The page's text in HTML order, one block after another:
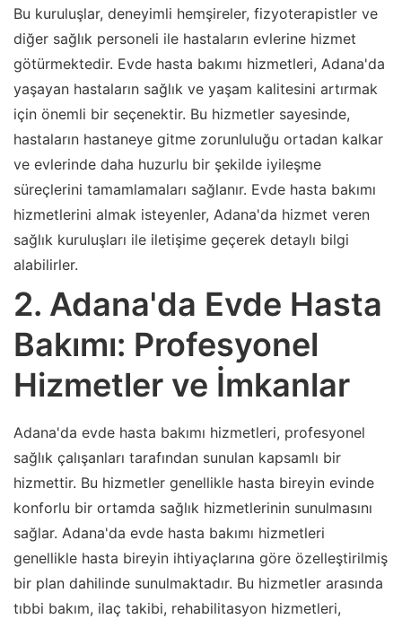
Bu kuruluşlar, deneyimli hemşireler, fizyoterapistler ve
diğer sağlık personeli ile hastaların evlerine hizmet
götürmektedir. Evde hasta bakımı hizmetleri, Adana'da
yaşayan hastaların sağlık ve yaşam kalitesini artırmak
için önemli bir seçenektir. Bu hizmetler sayesinde,
hastaların hastaneye gitme zorunluluğu ortadan kalkar
ve evlerinde daha huzurlu bir şekilde iyileşme
süreçlerini tamamlamaları sağlanır. Evde hasta bakımı
hizmetlerini almak isteyenler, Adana'da hizmet veren
sağlık kuruluşları ile iletişime geçerek detaylı bilgi
alabilirler.
2. Adana'da Evde Hasta
Bakımı: Profesyonel
Hizmetler ve İmkanlar
Adana'da evde hasta bakımı hizmetleri, profesyonel
sağlık çalışanları tarafından sunulan kapsamlı bir
hizmettir. Bu hizmetler genellikle hasta bireyin evinde
konforlu bir ortamda sağlık hizmetlerinin sunulmasını
sağlar. Adana'da evde hasta bakımı hizmetleri
genellikle hasta bireyin ihtiyaçlarına göre özelleştirilmiş
bir plan dahilinde sunulmaktadır. Bu hizmetler arasında
tıbbi bakım, ilaç takibi, rehabilitasyon hizmetleri,